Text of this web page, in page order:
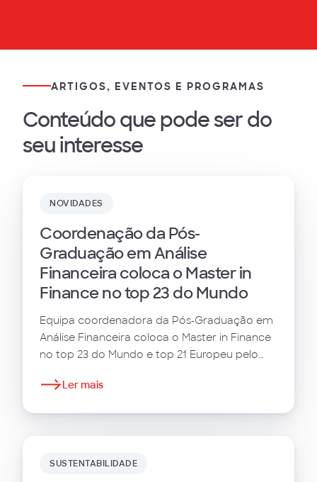
ARTIGOS, EVENTOS E PROGRAMAS
Conteúdo que pode ser do
seu interesse
NOVIDADES
Coordenação da Pós-
Graduação em Análise
Financeira coloca o Master in
Finance no top 23 do Mundo
Equipa coordenadora da Pós-Graduação em
Análise Financeira coloca o Master in Finance
no top 23 do Mundo e top 21 Europeu pelo
Ler mais
SUSTENTABILIDADE